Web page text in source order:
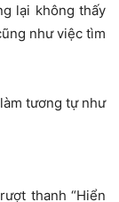
lại không thấy
như việc tìm
tương tự như
thanh “Hiển